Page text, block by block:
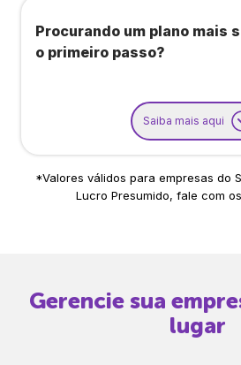
Procurando um plano mais
o primeiro passo?
Saiba mais aqui
*Valores válidos para empresas do
Lucro Presumido, fale com
Gerencie sua
lugar